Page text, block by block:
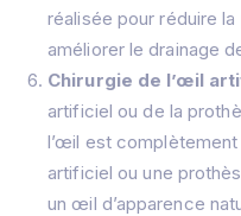
réalisée pour réduire
améliorer le drainage
Chirurgie de l’œil
artificiel ou de la
l’œil est
artificiel ou une
un œil d’apparence